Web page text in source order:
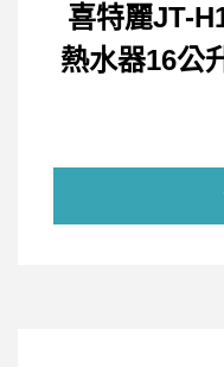
喜特麗JT-
熱水器16公